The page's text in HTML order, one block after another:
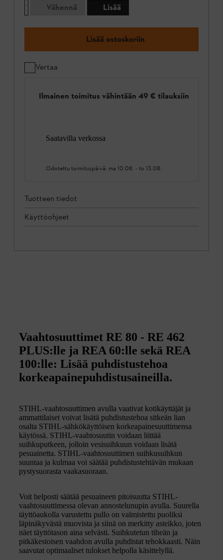
Vähennä
Lisää
Lisää ostoskoriin
Vertaa
Ilmainen toimitus vähintään 49 € tilauksiin
Saatavilla verkossa
Odotettu toimituspäivä: ma 10.08. - to 13.08.
Tuotteen tiedot
Käyttöohjeet
Vaahtosuuttimet RE 80 - RE 462
PLUS:lle ja REA 60:lle sekä REA
100:lle: Lisää puhdistustehoa
korkeapainepuhdistusaineilla.
STIHL-vaahtosuuttimen avulla vaativat kotikäyttäjät ja
ammattilaiset voivat lisätä puhdistustehoa sitkeän lian
osalta STIHL-sähkökäyttöisen korkeapainesuuttimensa
käytössä. STIHL-vaahtosuutin voidaan liittää
suihkuputkeen, jolloin vesisuihkuun voidaan lisätä
pesuainetta. STIHL-vaahtosuuttimen suihkusuihkun
suuntaa ja kulmaa voi säätää puhdistustehtävän mukaan
pystysuorasta vaakasuoraan.
Voit helposti säätää pesuaineen pitoisuutta STIHL-
vaahtosuuttimessa olevan annostelunupin avulla. Suurella
täyttöaukolla varustettu pullo on valmistettu puoliksi
läpinäkyvästä muovista ja siinä on merkitty asteikko, joten
näet täyttötason aina selvästi. Suihkutetun tiheän ja
pitkäkestoisen vaahdon avulla puhdistat tehokkaasti. Näin
saavutat optimaaliset tulokset helpolla käsittelyllä.